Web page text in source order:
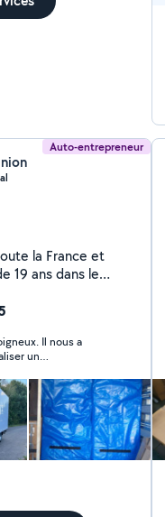
Auto-entrepreneur
la France et
Il nous a
un